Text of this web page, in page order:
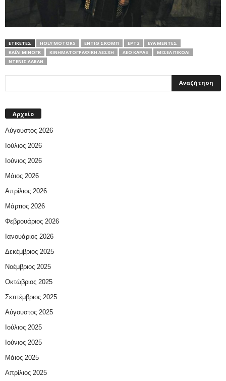
ΕΤΙΚΕΤΕΣ HOLY MOTORS ΕΝΤΊΘ ΣΚΟΜΠ ΕΡΤ2
ΕΎΑ ΜΈΝΤΕΣ
ΚΆΙΛΙ ΜΙΝΌΓΚ
ΚΙΝΗΜΑΤΟΓΡΑΦΙΚΗ ΛΕΣΧΗ ΛΕΌ ΚΑΡΆΞ
ΜΙΣΈΛ ΠΙΚΟΛΊ
ΝΤΕΝΊΣ ΛΑΒΆΝ
Αρχείο
Αύγουστος 2026
Ιούλιος 2026
Ιούνιος 2026
Μάιος 2026
Απρίλιος 2026
Μάρτιος 2026
Φεβρουάριος 2026
Ιανουάριος 2026
Δεκέμβριος 2025
Νοέμβριος 2025
Οκτώβριος 2025
Σεπτέμβριος 2025
Αύγουστος 2025
Ιούλιος 2025
Ιούνιος 2025
Μάιος 2025
Απρίλιος 2025